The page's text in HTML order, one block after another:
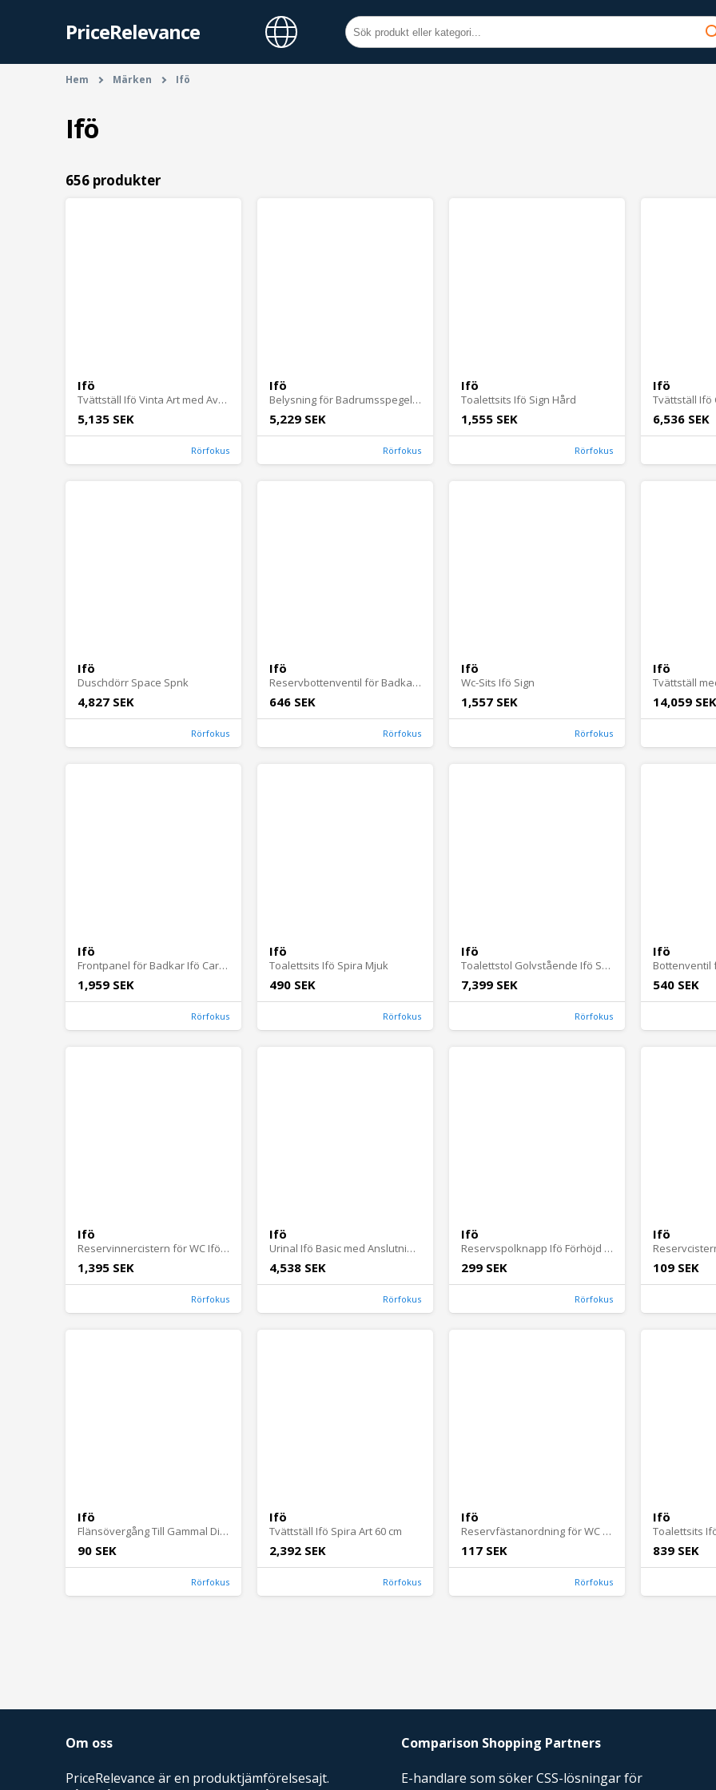
PriceRelevance
Hem Märken Ifö
Ifö
656 produkter
Ifö
Tvättställ Ifö Vinta Art med Avställningsyta
5,135 SEK
Rörfokus
Ifö
Belysning för Badrumsspegel Ifö Option
5,229 SEK
Rörfokus
Ifö
Toalettsits Ifö Sign Hård
1,555 SEK
Rörfokus
Ifö
6,536 SEK
Ifö
Duschdörr Space Spnk
4,827 SEK
Rörfokus
Ifö
Reservbottenventil för Badkar Ifö Caribia
646 SEK
Rörfokus
Ifö
Wc-Sits Ifö Sign
1,557 SEK
Rörfokus
Ifö
14,059 SEK
Ifö
Frontpanel för Badkar Ifö Caribia
1,959 SEK
Rörfokus
Ifö
Toalettsits Ifö Spira Mjuk
490 SEK
Rörfokus
Ifö
Toalettstol Golvstående Ifö Spira Hög Rimfree Dubbelspolning S-lås Limmad
7,399 SEK
Rörfokus
Ifö
540 SEK
Ifö
Reservinnercistern för WC Ifö Spira Plast/Aluminium
1,395 SEK
Rörfokus
Ifö
Urinal Ifö Basic med Anslutning Uppifrån
4,538 SEK
Rörfokus
Ifö
Reservspolknapp Ifö Förhöjd med Dubbelspolning och Fresh WC-stick
299 SEK
Rörfokus
Ifö
109 SEK
Ifö
Flänsövergång Till Gammal Diskbänk G40
90 SEK
Rörfokus
Ifö
Tvättställ Ifö Spira Art 60 cm
2,392 SEK
Rörfokus
Ifö
Reservfästanordning för WC Ifö
117 SEK
Rörfokus
Ifö
Toalettsits
839 SEK
Om oss
PriceRelevance är en produktjämförelsesajt.
Comparison Shopping Partners
E-handlare som söker CSS-lösningar för